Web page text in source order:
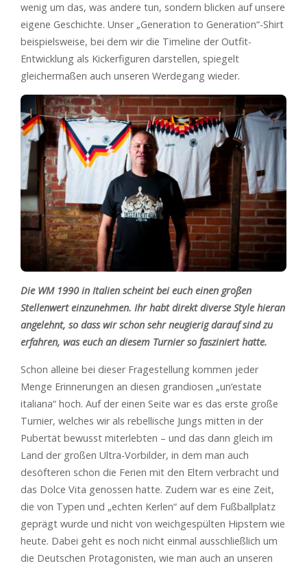
wenig um das, was andere tun, sondern blicken auf unsere
eigene Geschichte. Unser „Generation to Generation“-Shirt
beispielsweise, bei dem wir die Timeline der Outfit-
Entwicklung als Kickerfiguren darstellen, spiegelt
gleichermaßen auch unseren Werdegang wieder.
Die WM 1990 in Italien scheint bei euch einen großen
Stellenwert einzunehmen. Ihr habt direkt diverse Style hieran
angelehnt, so dass wir schon sehr neugierig darauf sind zu
erfahren, was euch an diesem Turnier so fasziniert hatte.
Schon alleine bei dieser Fragestellung kommen jeder
Menge Erinnerungen an diesen grandiosen „un‘estate
italiana“ hoch. Auf der einen Seite war es das erste große
Turnier, welches wir als rebellische Jungs mitten in der
Pubertät bewusst miterlebten – und das dann gleich im
Land der großen Ultra-Vorbilder, in dem man auch
desöfteren schon die Ferien mit den Eltern verbracht und
das Dolce Vita genossen hatte. Zudem war es eine Zeit,
die von Typen und „echten Kerlen“ auf dem Fußballplatz
geprägt wurde und nicht von weichgespülten Hipstern wie
heute. Dabei geht es noch nicht einmal ausschließlich um
die Deutschen Protagonisten, wie man auch an unseren